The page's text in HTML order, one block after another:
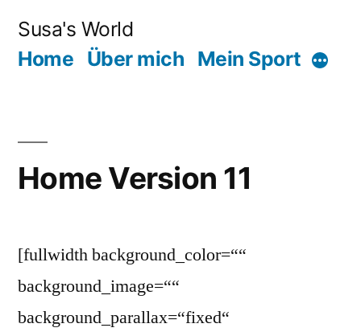
Inhalt
Susa's World
Home Über mich Mein Sport Mehr
Home Version 11
[fullwidth background_color=““
background_image=““
background_parallax=“fixed“